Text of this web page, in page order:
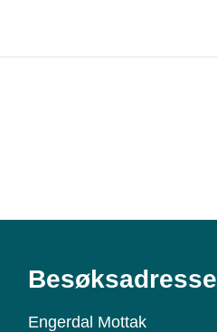
Besøksadresse
Engerdal Mottak